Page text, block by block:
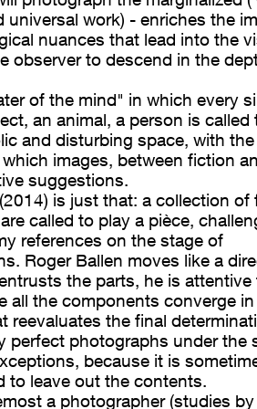
universal work) - enriches the
nuances that lead into the
observer to descend in the
of the mind" in which every
an animal, a person is called
and disturbing space, with
images, between fiction
suggestions.
is just that: a collection of
called to play a pièce,
references on the stage of
Roger Ballen moves like a
the parts, he is attentive
all the components converge
reevaluates the final
perfect photographs under the
because it is
to leave out the contents.
a photographer (studies by